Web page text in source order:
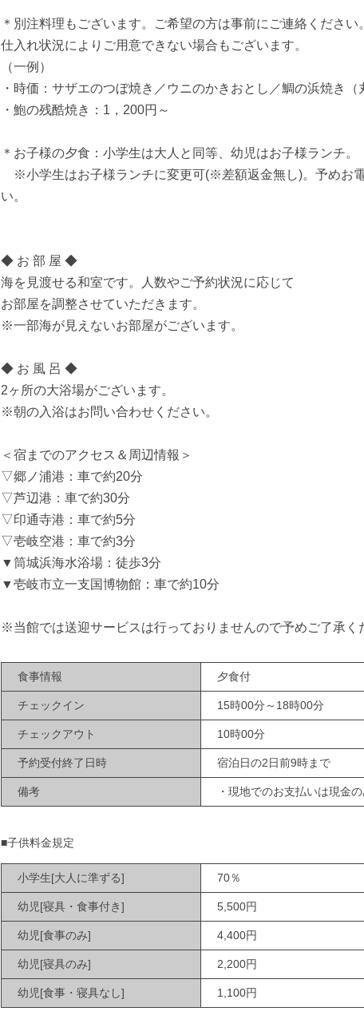
＊別注料理もございます。ご希望の方は事前にご連絡ください。
仕入れ状況によりご用意できない場合もございます。
（一例）
・時価：サザエのつぼ焼き／ウニのかきおとし／鯛の浜焼き（
・鮑の残酷焼き：1，200円～
＊お子様の夕食：小学生は大人と同等、幼児はお子様ランチ。
※小学生はお子様ランチに変更可(※差額返金無し)。予めお
い。
◆ お 部 屋 ◆
海を見渡せる和室です。人数やご予約状況に応じて
お部屋を調整させていただきます。
※一部海が見えないお部屋がございます。
◆ お 風 呂 ◆
2ヶ所の大浴場がございます。
※朝の入浴はお問い合わせください。
＜宿までのアクセス＆周辺情報＞
▽郷ノ浦港：車で約20分
▽芦辺港：車で約30分
▽印通寺港：車で約5分
▽壱岐空港：車で約3分
▼筒城浜海水浴場：徒歩3分
▼壱岐市立一支国博物館：車で約10分
※当館では送迎サービスは行っておりませんので予めご了承く
食事情報 夕食付
チェックイン 15時00分～18時00分
チェックアウト 10時00分
予約受付終了日時 宿泊日の2日前9時まで
備考 ・現地でのお支払いは現金の
■子供料金規定
小学生[大人に準ずる] 70％
幼児[寝具・食事付き] 5,500円
幼児[食事のみ] 4,400円
幼児[寝具のみ] 2,200円
幼児[食事・寝具なし] 1,100円